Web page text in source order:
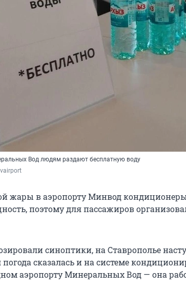
Вод людям раздают бесплатную воду
жары в аэропорту Минвод
поэтому для пассажиров
синоптики, на Ставрополье
погода сказалась и на системе
аэропорту Минеральных Вод — она